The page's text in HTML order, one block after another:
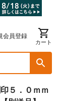
会員登録
カート
５．０ｍｍ